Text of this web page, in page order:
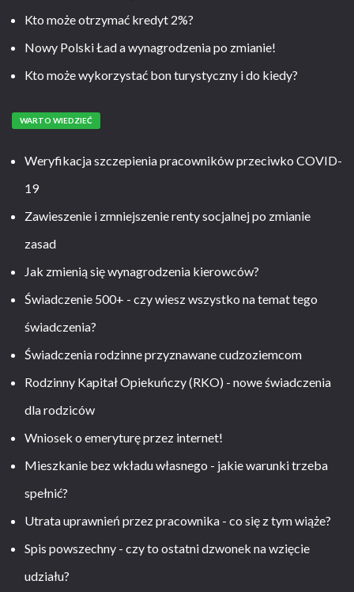
Kto może otrzymać kredyt 2%?
Nowy Polski Ład a wynagrodzenia po zmianie!
Kto może wykorzystać bon turystyczny i do kiedy?
WARTO WIEDZIEĆ
Weryfikacja szczepienia pracowników przeciwko COVID-
19
Zawieszenie i zmniejszenie renty socjalnej po zmianie
zasad
Jak zmienią się wynagrodzenia kierowców?
Świadczenie 500+ - czy wiesz wszystko na temat tego
świadczenia?
Świadczenia rodzinne przyznawane cudzoziemcom
Rodzinny Kapitał Opiekuńczy (RKO) - nowe świadczenia
dla rodziców
Wniosek o emeryturę przez internet!
Mieszkanie bez wkładu własnego - jakie warunki trzeba
spełnić?
Utrata uprawnień przez pracownika - co się z tym wiąże?
Spis powszechny - czy to ostatni dzwonek na wzięcie
udziału?